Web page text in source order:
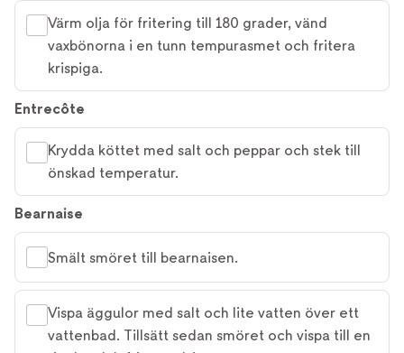
Värm olja för fritering till 180 grader, vänd
vaxbönorna i en tunn tempurasmet och fritera
krispiga.
Entrecôte
Krydda köttet med salt och peppar och stek till
önskad temperatur.
Bearnaise
Smält smöret till bearnaisen.
Vispa äggulor med salt och lite vatten över ett
vattenbad. Tillsätt sedan smöret och vispa till en